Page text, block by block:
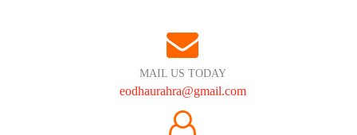
MAIL US TODAY
eodhaurahra@gmail.com